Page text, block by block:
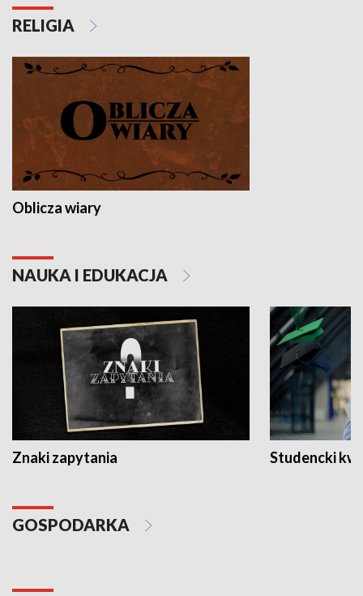
RELIGIA
Oblicza wiary
NAUKA I EDUKACJA
Znaki zapytania Studencki
GOSPODARKA